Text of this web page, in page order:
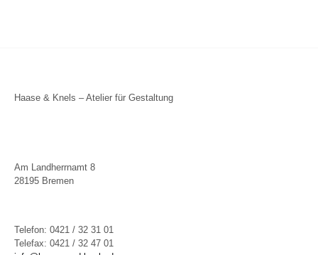
Haase & Knels – Atelier für Gestaltung
Am Landherrnamt 8
28195 Bremen
Telefon: 0421 / 32 31 01
Telefax: 0421 / 32 47 01